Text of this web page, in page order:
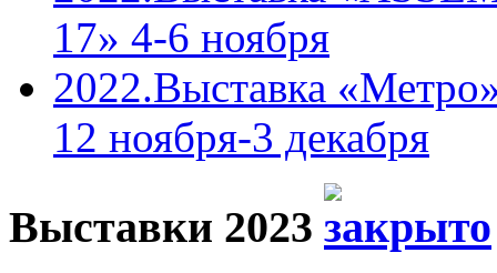
17» 4-6 ноября
2022.Выставка
12 ноября-3 декабря
Выставки 2023